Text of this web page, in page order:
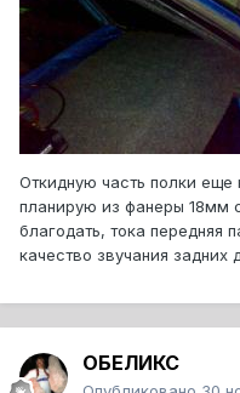
Откидную часть полки
планирую из фанеры 18мм
благодать, тока передняя
качество звучания задних
ОБЕЛИКС